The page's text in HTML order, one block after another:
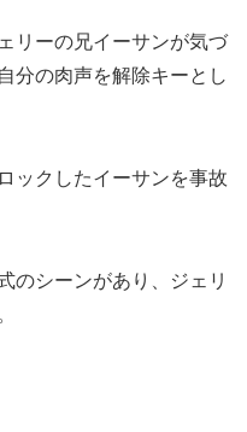
リーの兄イーサンが気づ
分の肉声を解除キーとし
ックしたイーサンを事故
のシーンがあり、ジェリ